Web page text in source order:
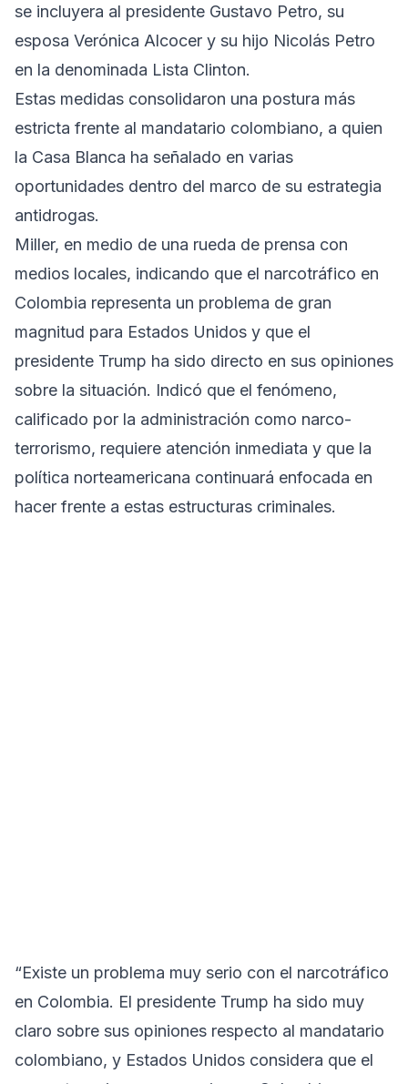
se incluyera al presidente Gustavo Petro, su
esposa Verónica Alcocer y su hijo Nicolás Petro
en la denominada Lista Clinton.
Estas medidas consolidaron una postura más
estricta frente al mandatario colombiano, a quien
la Casa Blanca ha señalado en varias
oportunidades dentro del marco de su estrategia
antidrogas.
Miller, en medio de una rueda de prensa con
medios locales, indicando que el narcotráfico en
Colombia representa un problema de gran
magnitud para Estados Unidos y que el
presidente Trump ha sido directo en sus opiniones
sobre la situación. Indicó que el fenómeno,
calificado por la administración como narco-
terrorismo, requiere atención inmediata y que la
política norteamericana continuará enfocada en
hacer frente a estas estructuras criminales.
“Existe un problema muy serio con el narcotráfico
en Colombia. El presidente Trump ha sido muy
claro sobre sus opiniones respecto al mandatario
colombiano, y Estados Unidos considera que el